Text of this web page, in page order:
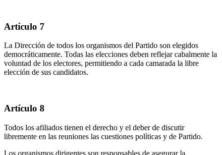
Artículo 7
La Dirección de todos los organismos del Partido son elegidos
democráticamente. Todas las elecciones deben reflejar cabalmente la
voluntad de los electores, permitiendo a cada camarada la libre
elección de sus candidatos.
Artículo 8
Todos los afiliados tienen el derecho y el deber de discutir
libremente en las reuniones las cuestiones políticas y de Partido.
Los organismos dirigentes son responsables de asegurar la